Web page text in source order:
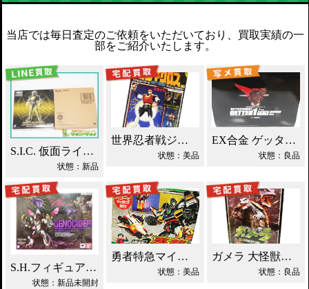
当店では毎日査定のご依頼をいただいており、買取実績の一
部をご紹介いたします。
S.I.C. 仮面ライダーオーズ ラトラーターコンボ買取
状態：新品
世界忍者戦ジライヤ DX磁気 買取！
状態：美品
EX合金 ゲッターロボ ゲッター1 買取！
状態：良品
S.H.フィギュアーツ ジェノサイダー 買取！
状態：新品未開封
勇者特急マイトガイン 4段変形 轟龍 買取！
状態：美品
ガメラ 大怪獣空中決戦 ソフビ買取！
状態：良品